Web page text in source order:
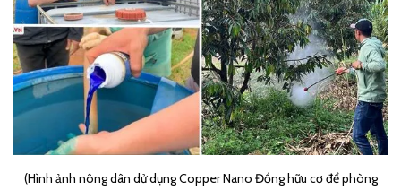
(Hình ảnh nông dân dử dụng Copper Nano Đồng hữu cơ để phòng